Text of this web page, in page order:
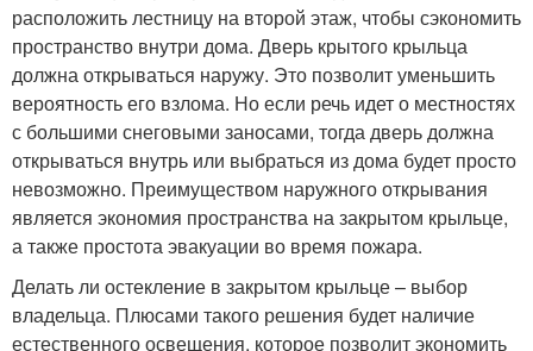
расположить лестницу на второй этаж, чтобы сэкономить
пространство внутри дома. Дверь крытого крыльца
должна открываться наружу. Это позволит уменьшить
вероятность его взлома. Но если речь идет о местностях
с большими снеговыми заносами, тогда дверь должна
открываться внутрь или выбраться из дома будет просто
невозможно. Преимуществом наружного открывания
является экономия пространства на закрытом крыльце,
а также простота эвакуации во время пожара.
Делать ли остекление в закрытом крыльце – выбор
владельца. Плюсами такого решения будет наличие
естественного освещения, которое позволит экономить